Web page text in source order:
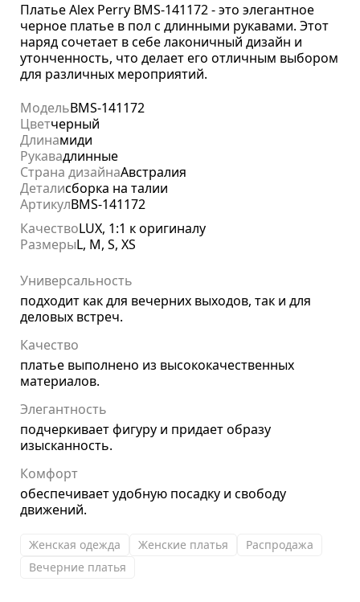
Платье Alex Perry BMS-141172 - это элегантное
черное платье в пол с длинными рукавами. Этот
наряд сочетает в себе лаконичный дизайн и
утонченность, что делает его отличным выбором
для различных мероприятий.
МодельBMS-141172
Цветчерный
Длинамиди
Рукавадлинные
Страна дизайнаАвстралия
Деталисборка на талии
АртикулBMS-141172
КачествоLUX, 1:1 к оригиналу
РазмерыL, M, S, XS
Универсальность
подходит как для вечерних выходов, так и для
деловых встреч.
Качество
платье выполнено из высококачественных
материалов.
Элегантность
подчеркивает фигуру и придает образу
изысканность.
Комфорт
обеспечивает удобную посадку и свободу
движений.
Женская одежда Женские платья
Распродажа
Вечерние платья